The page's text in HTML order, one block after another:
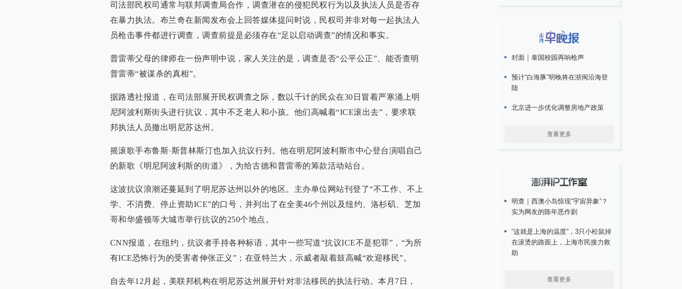
司法部民权司通常与联邦调查局合作，调查潜在的侵犯民权行为以及执法人员是否存
在暴力执法。布兰奇在新闻发布会上回答媒体提问时说，民权司并非对每一起执法人
员枪击事件都进行调查，调查前提是必须存在“足以启动调查”的情况和事实。
普雷蒂父母的律师在一份声明中说，家人关注的是，调查是否“公平公正”、能否查明
普雷蒂“被谋杀的真相”。
据路透社报道，在司法部展开民权调查之际，数以千计的民众在30日冒着严寒涌上明
尼阿波利斯街头进行抗议，其中不乏老人和小孩。他们高喊着“ICE滚出去”，要求联
邦执法人员撤出明尼苏达州。
摇滚歌手布鲁斯·斯普林斯汀也加入抗议行列。他在明尼阿波利斯市中心登台演唱自己
的新歌《明尼阿波利斯的街道》，为给古德和普雷蒂的筹款活动站台。
这波抗议浪潮还蔓延到了明尼苏达州以外的地区。主办单位网站刊登了“不工作、不上
学、不消费、停止资助ICE”的口号，并列出了在全美46个州以及纽约、洛杉矶、芝加
哥和华盛顿等大城市举行抗议的250个地点。
CNN报道，在纽约，抗议者手持各种标语，其中一些写道“抗议ICE不是犯罪”，“为所
有ICE恐怖行为的受害者伸张正义”；在亚特兰大，示威者敲着鼓高喊“欢迎移民”。
自去年12月起，美联邦机构在明尼苏达州展开针对非法移民的执法行动。本月7日，
封面｜泰国校园再响枪声
预计“白海豚”明晚将在浙闽沿海登
陆
北京进一步优化调整房地产政策
查看更多
明查｜西澳小岛惊现“宇宙异象”？
实为网友的陈年恶作剧
“这就是上海的温度”，3只小松鼠掉
在滚烫的路面上，上海市民接力救
助
查看更多